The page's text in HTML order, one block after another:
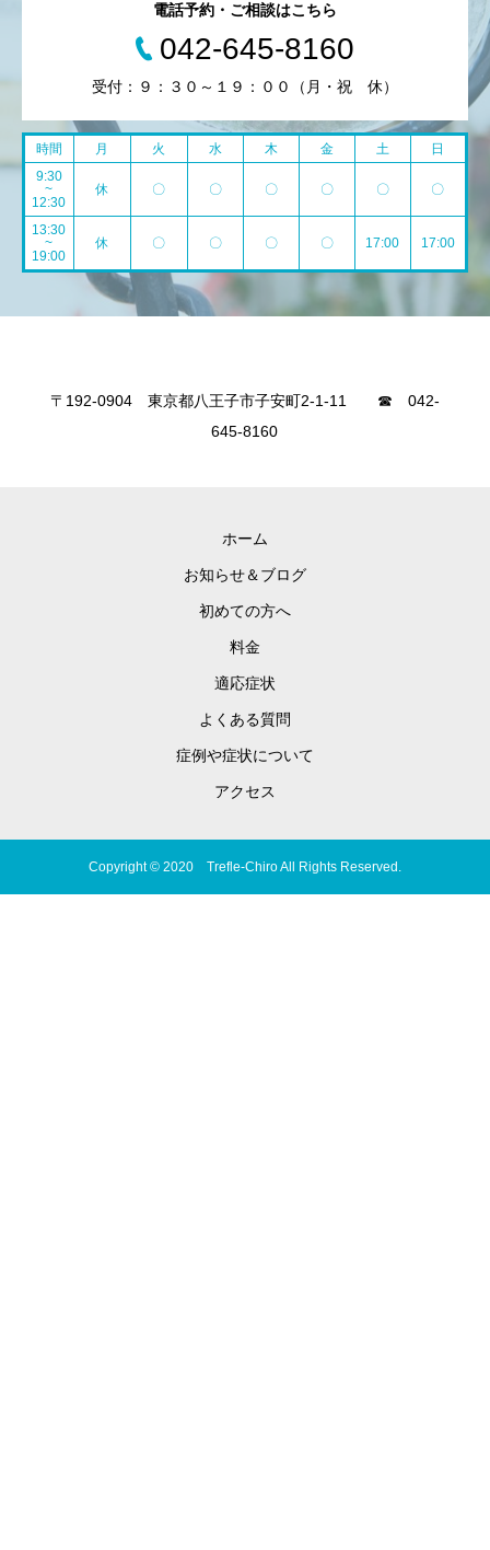
電話予約・ご相談はこちら
042-645-8160
受付：９：３０～１９：００（月・祝 休）
時間 月 火 水 木 金 土
日
9:30
~
12:30
休 〇 〇 〇 〇 〇 〇
13:30
~
19:00
休 〇 〇 〇 〇 17:00 17:00
〒192-0904 東京都八王子市子安町2-1-11 ☎ 042-
645-8160
ホーム
お知らせ＆ブログ
初めての方へ
料金
適応症状
よくある質問
症例や症状について
アクセス
Copyright © 2020 Trefle-Chiro All Rights Reserved.